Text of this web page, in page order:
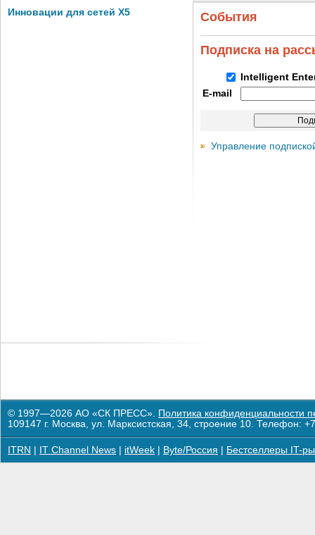
Инновации для сетей X5
События
Подписка на
Intelligent
E-mail
Управление
© 1997—2026 АО «СК ПРЕСС». Политика конфиденциальности
109147 г. Москва, ул. Марксистская, 34, строение 10. Телефон:
ITRN IT Channel News itWeek Byte/Россия Бестселлеры IT-